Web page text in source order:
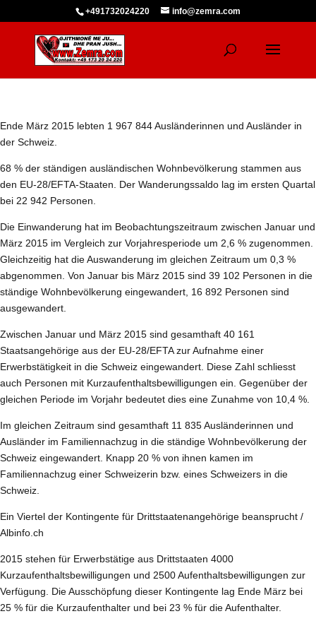
+491732024220 info@zemra.com
Ende März 2015 lebten 1 967 844 Ausländerinnen und Ausländer in
der Schweiz.
68 % der ständigen ausländischen Wohnbevölkerung stammen aus
den EU-28/EFTA-Staaten. Der Wanderungssaldo lag im ersten Quartal
bei 22 942 Personen.
Die Einwanderung hat im Beobachtungszeitraum zwischen Januar und
März 2015 im Vergleich zur Vorjahresperiode um 2,6 % zugenommen.
Gleichzeitig hat die Auswanderung im gleichen Zeitraum um 0,3 %
abgenommen. Von Januar bis März 2015 sind 39 102 Personen in die
ständige Wohnbevölkerung eingewandert, 16 892 Personen sind
ausgewandert.
Zwischen Januar und März 2015 sind gesamthaft 40 161
Staatsangehörige aus der EU-28/EFTA zur Aufnahme einer
Erwerbstätigkeit in die Schweiz eingewandert. Diese Zahl schliesst
auch Personen mit Kurzaufenthaltsbewilligungen ein. Gegenüber der
gleichen Periode im Vorjahr bedeutet dies eine Zunahme von 10,4 %.
Im gleichen Zeitraum sind gesamthaft 11 835 Ausländerinnen und
Ausländer im Familiennachzug in die ständige Wohnbevölkerung der
Schweiz eingewandert. Knapp 20 % von ihnen kamen im
Familiennachzug einer Schweizerin bzw. eines Schweizers in die
Schweiz.
Ein Viertel der Kontingente für Drittstaatenangehörige beansprucht /
Albinfo.ch
2015 stehen für Erwerbstätige aus Drittstaaten 4000
Kurzaufenthaltsbewilligungen und 2500 Aufenthaltsbewilligungen zur
Verfügung. Die Ausschöpfung dieser Kontingente lag Ende März bei
25 % für die Kurzaufenthalter und bei 23 % für die Aufenthalter.